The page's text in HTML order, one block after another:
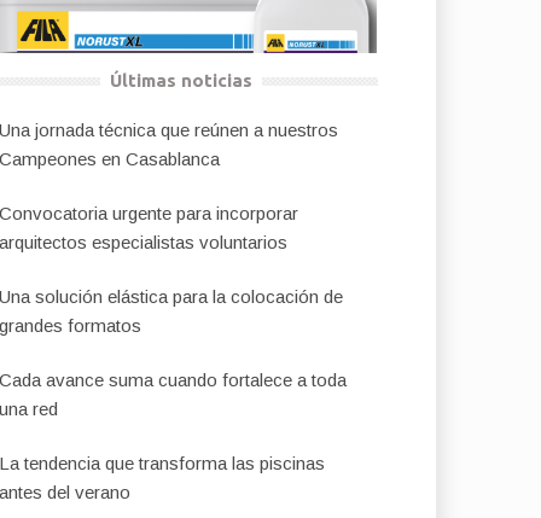
Últimas noticias
Una jornada técnica que reúnen a nuestros
Campeones en Casablanca
Convocatoria urgente para incorporar
arquitectos especialistas voluntarios
Una solución elástica para la colocación de
grandes formatos
Cada avance suma cuando fortalece a toda
una red
La tendencia que transforma las piscinas
antes del verano